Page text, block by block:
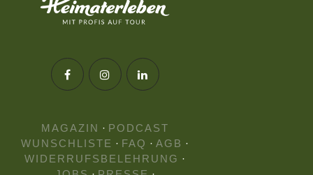
MAGAZIN · PODCAST
WUNSCHLISTE · FAQ · AGB ·
WIDERRUFSBELEHRUNG ·